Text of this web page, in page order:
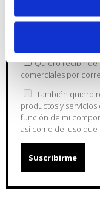
He leido y
Quiero recibir de
comerciales por
También quiero
productos y
función de mi
así como del uso